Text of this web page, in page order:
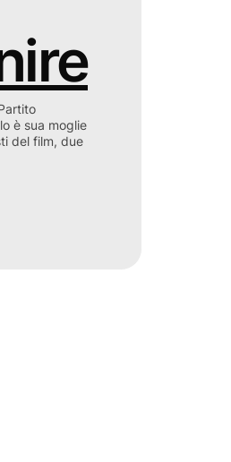
è sua moglie
del film, due